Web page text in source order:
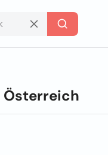
Österreich